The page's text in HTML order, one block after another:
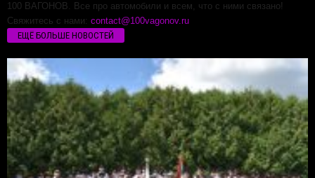
100 ВАГОНОВ. Все про автомобили и всем, что с ними связано!
Свяжитесь с нами: contact@100vagonov.ru
ЕЩЁ БОЛЬШЕ НОВОСТЕЙ